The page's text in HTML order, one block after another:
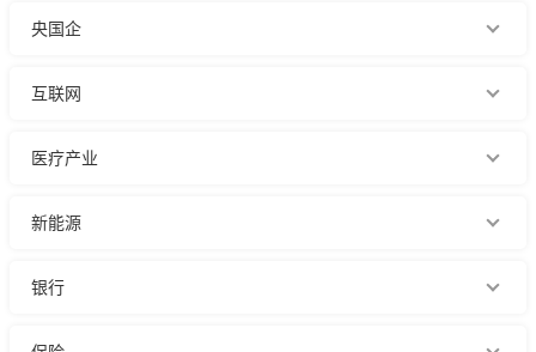
央国企
互联网
医疗产业
新能源
银行